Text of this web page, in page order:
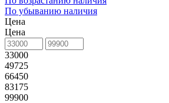
По убыванию наличия
Цена
Цена
33000
49725
66450
83175
99900